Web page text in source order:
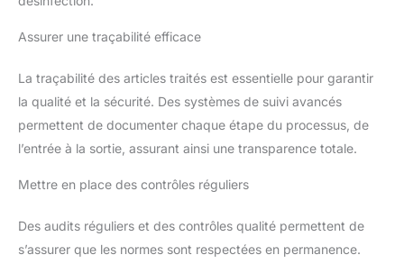
Assurer une traçabilité efficace
La traçabilité des articles traités est essentielle pour garantir
la qualité et la sécurité. Des systèmes de suivi avancés
permettent de documenter chaque étape du processus, de
l’entrée à la sortie, assurant ainsi une transparence totale.
Mettre en place des contrôles réguliers
Des audits réguliers et des contrôles qualité permettent de
s’assurer que les normes sont respectées en permanence.